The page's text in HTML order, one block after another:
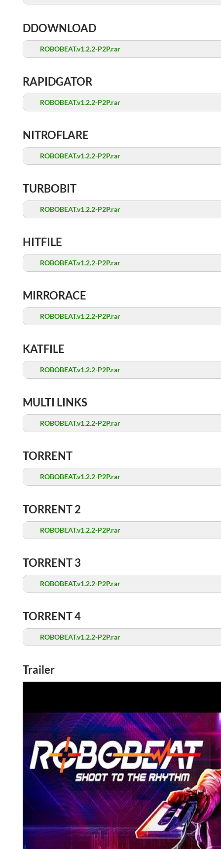
DDOWNLOAD
ROBOBEAT.v1.2.2-P2P.rar
RAPIDGATOR
ROBOBEAT.v1.2.2-P2P.rar
NITROFLARE
ROBOBEAT.v1.2.2-P2P.rar
TURBOBIT
ROBOBEAT.v1.2.2-P2P.rar
HITFILE
ROBOBEAT.v1.2.2-P2P.rar
MIRRORACE
ROBOBEAT.v1.2.2-P2P.rar
KATFILE
ROBOBEAT.v1.2.2-P2P.rar
MULTI LINKS
ROBOBEAT.v1.2.2-P2P.rar
TORRENT
ROBOBEAT.v1.2.2-P2P.rar
TORRENT 2
ROBOBEAT.v1.2.2-P2P.rar
TORRENT 3
ROBOBEAT.v1.2.2-P2P.rar
TORRENT 4
ROBOBEAT.v1.2.2-P2P.rar
Trailer